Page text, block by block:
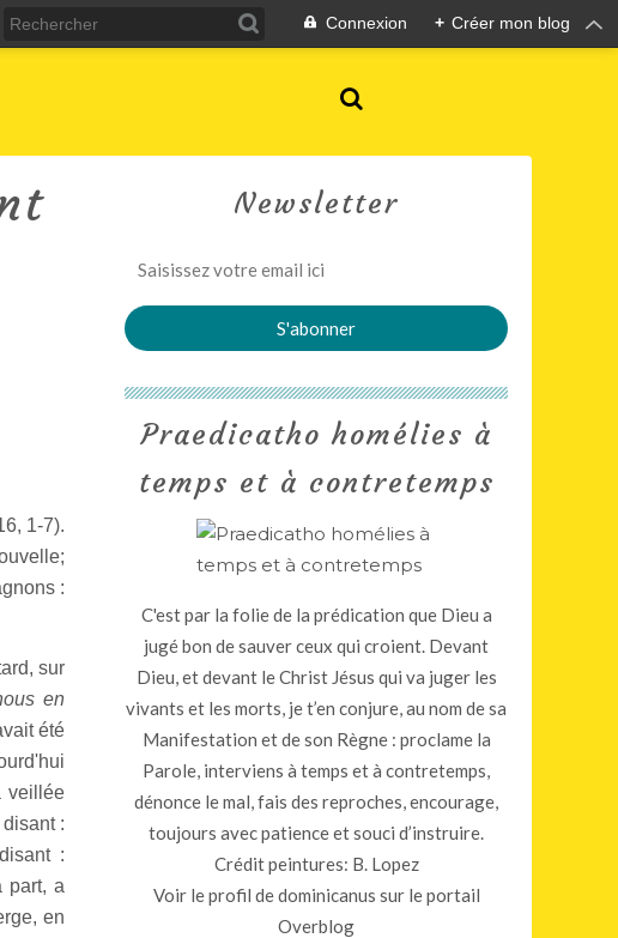
Connexion + Créer mon blog
1-7).
:
sur
en
été
veillée
:
:
part, a
en
Newsletter
Praedicatho homélies à
temps et à contretemps
C'est par la folie de la prédication que Dieu a
jugé bon de sauver ceux qui croient. Devant
Dieu, et devant le Christ Jésus qui va juger les
vivants et les morts, je t’en conjure, au nom de sa
Manifestation et de son Règne : proclame la
Parole, interviens à temps et à contretemps,
dénonce le mal, fais des reproches, encourage,
toujours avec patience et souci d’instruire.
Crédit peintures: B. Lopez
Voir le profil dedominicanus sur le portail
Overblog